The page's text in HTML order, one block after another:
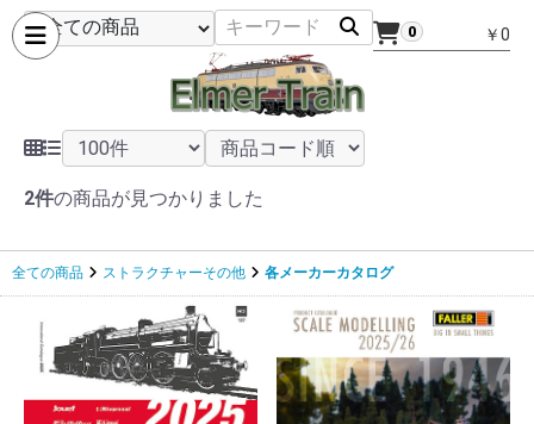
0 ￥0
2件の商品が見つかりました
全ての商品 ストラクチャーその他 各メーカーカタログ